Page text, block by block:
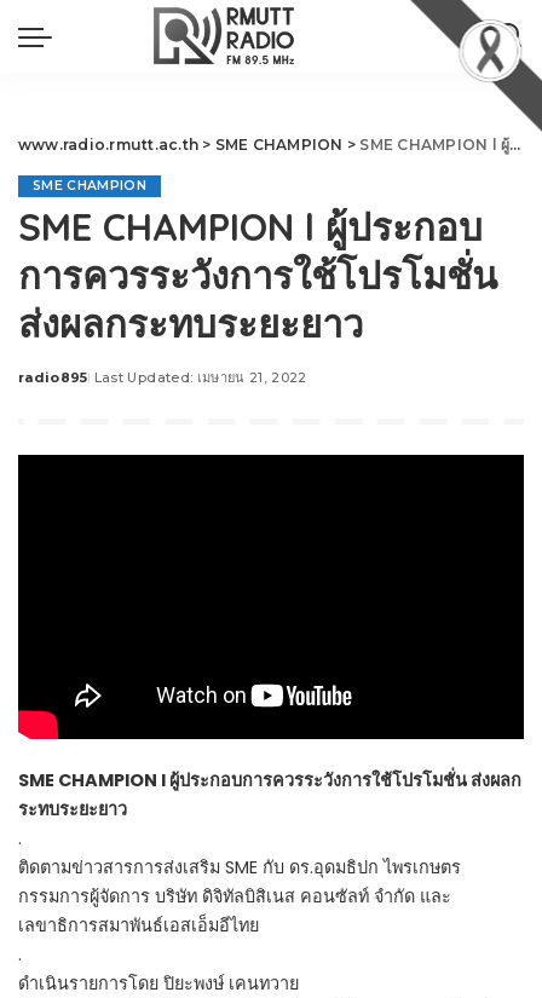
www.radio.rmutt.ac.th > SME CHAMPION > SME CHAMPION l ผู้ประกอบการควรระวังการใช้โปรโมชั่น ส่งผลกระทบระยะยาว
SME CHAMPION
SME CHAMPION l ผู้ประกอบ
การควรระวังการใช้โปรโมชั่น
ส่งผลกระทบระยะยาว
Posted
radio895 Last Updated: เมษายน 21, 2022
SME CHAMPION l ผู้ประกอบการควรระวังการใช้โปรโมชั่น ส่งผลก
ระทบระยะยาว
.
ติดตามข่าวสารการส่งเสริม SME กับ ดร.อุดมธิปก ไพรเกษตร​
กรรมการผู้จัดการ บริษัท ดิจิทัลบิสิเนส คอนซัลท์ จำกัด และ
เลขาธิการสมาพันธ์เอสเอ็มอีไทย
.
ดำเนินรายการโดย ปิยะพงษ์ เคนทวาย